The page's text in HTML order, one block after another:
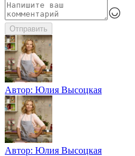
Отправить
Автор: Юлия Высоцкая
Автор: Юлия Высоцкая